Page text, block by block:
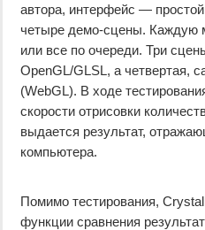
автора, интерфейс —
четыре демо-сцены. Каждую
или все по очереди. Три
OpenGL/GLSL, а четвертая,
(WebGL). В ходе
скорости отрисовки
выдается результат,
компьютера.
Помимо тестирования,
функции сравнения